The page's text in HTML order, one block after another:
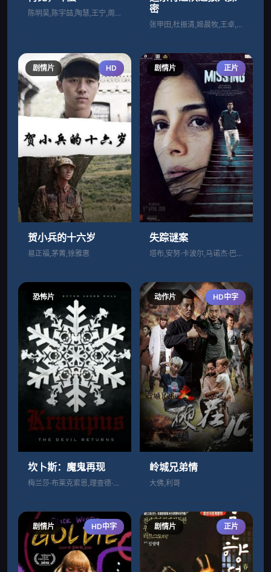
陈明昊,陈宇喆,陶慧,王宁,周晓鸥,张博
密
张甲田,杜振清,姬晨牧,王卓,褚栓忠
剧情片 HD
贺小兵的十六岁
易正福,茅菁,徐雅惠
剧情片 正片
失踪谜案
塔布,安努·卡波尔,马诺杰·巴杰帕伊
恐怖片
坎卜斯：魔鬼再现
梅兰莎·布莱克索恩,理查德·戈特里,Mi
动作片 HD中字
岭城兄弟情
大佛,利哥
剧情片 HD中字 剧情片 正片